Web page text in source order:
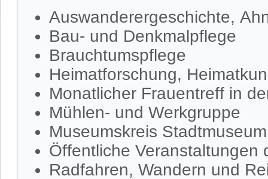
Auswanderergeschichte,
Bau- und Denkmalpflege
Brauchtumspflege
Heimatforschung,
Monatlicher Frauentreff in
Mühlen- und Werkgruppe
Museumskreis
Öffentliche Veranstaltungen
Radfahren, Wandern und